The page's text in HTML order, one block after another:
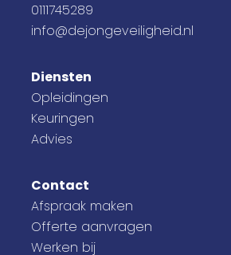
0111745289
info@dejongeveiligheid.nl
Diensten
Opleidingen
Keuringen
Advies
Contact
Afspraak maken
Offerte aanvragen
Werken bij